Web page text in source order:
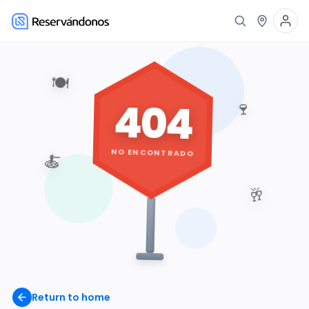
Return to home
🍽️
🍷
🥂
🍝
404
NO ENCONTRADO